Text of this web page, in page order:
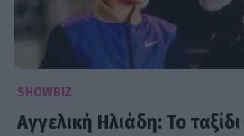
SHOWBIZ
Αγγελική Ηλιάδη: Το